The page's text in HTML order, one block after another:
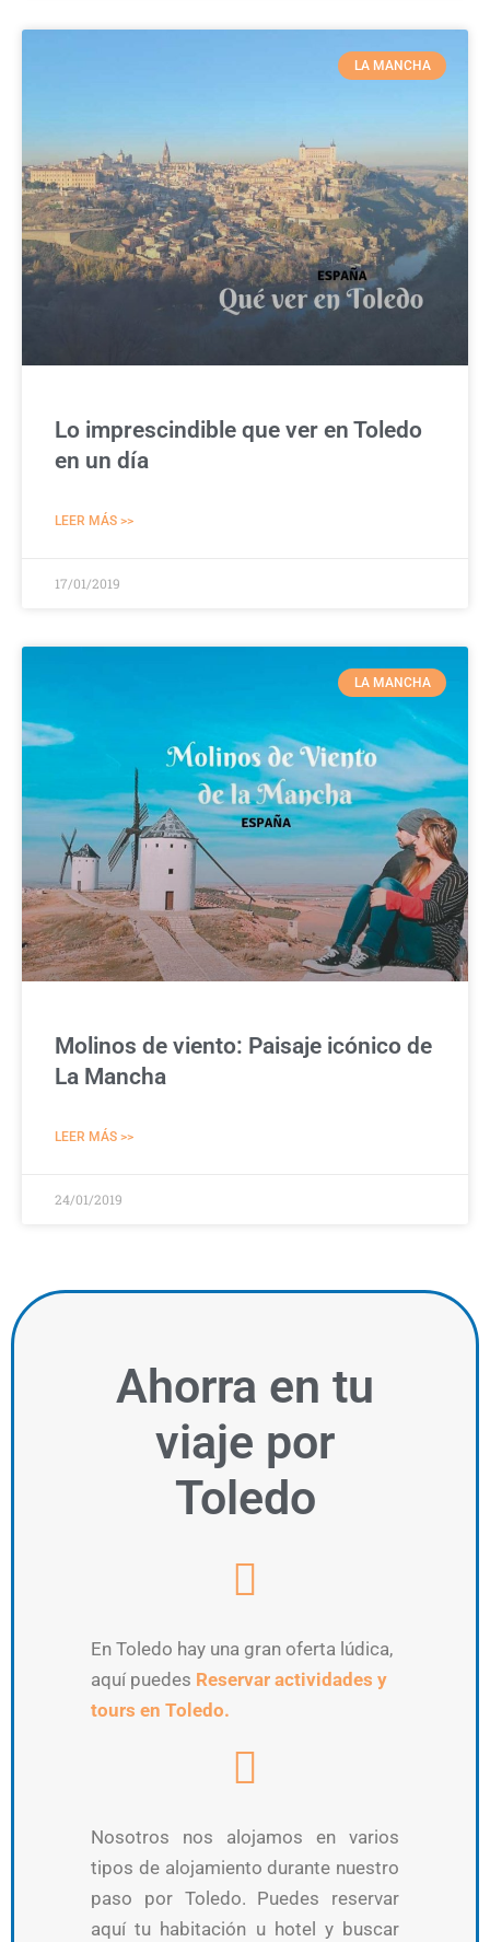
LA MANCHA
Lo imprescindible que ver en Toledo
en un día
LEER MÁS >>
17/01/2019
LA MANCHA
Molinos de viento: Paisaje icónico de
La Mancha
LEER MÁS >>
24/01/2019
Ahorra en tu
viaje por
Toledo
En Toledo hay una gran oferta lúdica,
aquí puedes Reservar actividades y
tours en Toledo.
Nosotros nos alojamos en varios
tipos de alojamiento durante nuestro
paso por Toledo. Puedes reservar
aquí tu habitación u hotel y buscar